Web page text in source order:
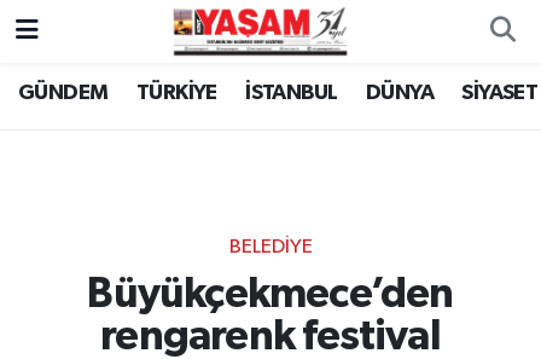
GÜNDEM TÜRKİYE İSTANBUL DÜNYA SİYASET
BELEDİYE
Büyükçekmece’den
rengarenk festival